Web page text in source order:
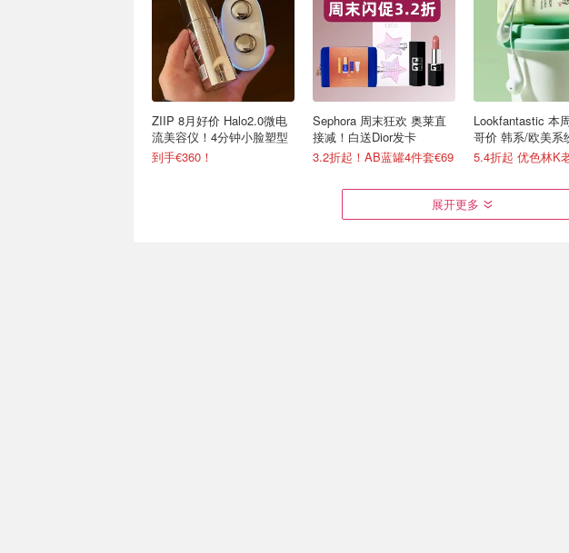
ZIIP 8月好价 Halo2.0微电
流美容仪！4分钟小脸塑型
到手€360！
Sephora 周末狂欢 奥莱直
接减！白送Dior发卡
3.2折起！AB蓝罐4件套€69
Lookfantastic 本
哥价 韩系/欧美系
5.4折起 优色林K
展开更多